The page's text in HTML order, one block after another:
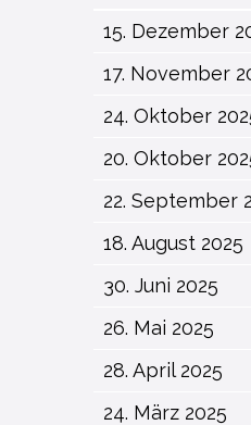
15. Dezember
17. November
24. Oktober
20. Oktober
22. September
18. August 2025
30. Juni 2025
26. Mai 2025
28. April 2025
24. März 2025